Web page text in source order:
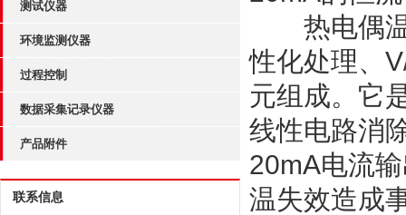
测试仪器
环境监测仪器
过程控制
数据采集记录仪器
产品附件
联系信息
热电偶温
性化处理、
元组成。它
线性电路消
20mA电流
温失效造成